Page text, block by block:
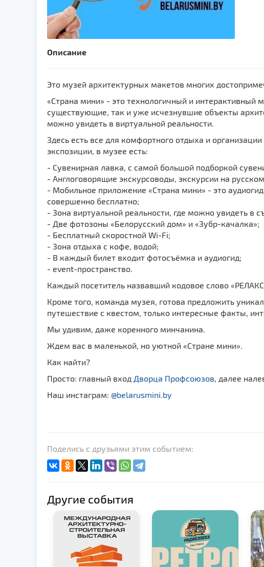
Описание
Это музей архитектурных макетов многих
«Страна мини» - это технологичный и
существующие, так и уже исчезнувшие объекты
можно увидеть в виртуальной реальности.
Здесь есть все для комфортного отдыха и
экспозиции, в музее есть:
- Сувенирная лавка, с самой большой подборкой
- Англоговорящие экскурсоводы, экскурсии на
- Мобильное приложение «Страна мини» - это
совершенно бесплатно;
- Зона виртуальной реальности, где можно увидеть в
- Две фотозоны «Белорусский дом» и «Зубр-качалка»;
- Бесплатный скоростной Wi-Fi;
- Зона отдыха с кофе, водой;
- В каждый билет входит фотосъёмка и аудиогид;
- event-пространство.
Каждый посетитель назвавший кодовое слово
Кроме того, команда музея, готова предложить
путешествие с квестом, только интересные факты,
Мы удивим, даже коренного минчанина.
Ждем вас в маленькой, но уютной «Стране мини».
Как найти?
Просто: главный вход Дворца Профсоюзов, далее
Наш инстаграм: @belarusmini.by
Поделись с друзьями этим событием:
Другие события